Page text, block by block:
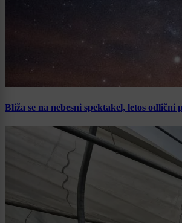
Bliža se na nebesni spektakel, letos odlični